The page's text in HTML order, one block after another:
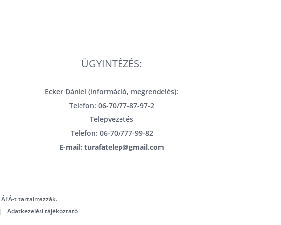
Telepvezetés
E-mail: turafatelep@gmail.com